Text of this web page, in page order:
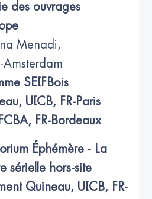
des ouvrages
Menadi,
Amsterdam
SEIFBois
UICB, FR-Paris
FR-Bordeaux
Éphémère - La
sérielle hors-site
Quineau, UICB, FR-